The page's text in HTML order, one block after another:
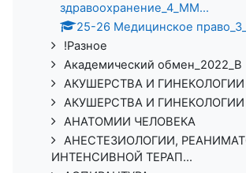
здравоохранение_4_ММ...
25-26 Медицинское
!Разное
Академический обмен_2022_В
АКУШЕРСТВА И ГИНЕКОЛОГИИ
АКУШЕРСТВА И
АНАТОМИИ ЧЕЛОВЕКА
АНЕСТЕЗИОЛОГИИ,
ИНТЕНСИВНОЙ ТЕРАП...